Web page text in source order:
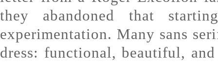
they abandoned that
experimentation. Many sans
dress: functional, beautiful,